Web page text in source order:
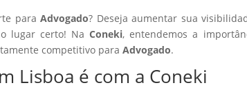
paraAdvogado? Deseja aumentar sua
lugar certo! NaConeki, entendemos a
competitivo paraAdvogado.
Lisboa é com a Coneki